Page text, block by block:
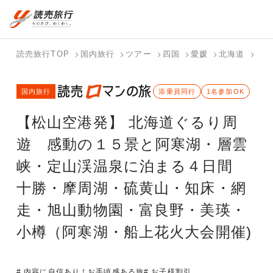
国内旅行トップ
を探す
（ブーケ）を探す
ら探す
テーマから写真から探
海外旅行トップ
ら探す
探す
す
読売旅行TOP 国内旅行 ツアー 四国 愛媛 北海道
【松山空港発】 北海道ぐるり周
遊 感動の１５景と阿寒湖・層雲
峡・定山渓温泉に泊まる４日間
十勝・摩周湖・硫黄山・知床・網
走・旭山動物園・富良野・美瑛・
小樽（阿寒湖・船上花火大会開催)
国内旅行 添乗員同行 1名参加OK